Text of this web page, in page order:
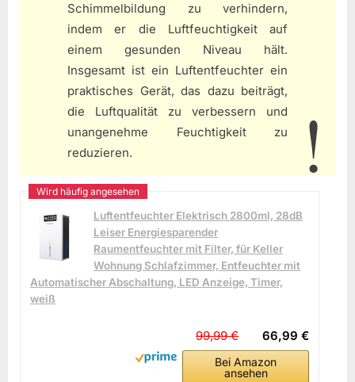
Schimmelbildung zu verhindern,
indem er die Luftfeuchtigkeit auf
einem gesunden Niveau hält.
Insgesamt ist ein Luftentfeuchter ein
praktisches Gerät, das dazu beiträgt,
die Luftqualität zu verbessern und
unangenehme Feuchtigkeit zu
reduzieren.
Luftentfeuchter Elektrisch 2800ml, 28dB
Leiser Energiesparender
Raumentfeuchter mit Filter, für Keller
Wohnung Schlafzimmer, Entfeuchter mit
Automatischer Abschaltung, LED Anzeige, Timer,
weiß
66,99 €
99,99 €
Bei Amazon
ansehen